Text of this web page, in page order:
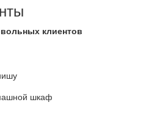
клиентов
шкаф